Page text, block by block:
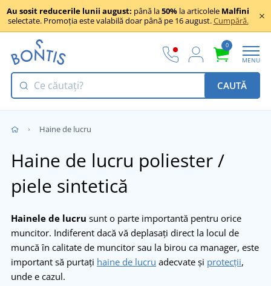
Au sosit reducerile lunii august: până la50% la articolele Malfini
selectate. Promoția este valabilă doar până pe 16 august.Cumpără.
0
MENU
CAUTĂ
Haine de lucru
Haine de lucru poliester /
piele sintetică
Hainele de lucru sunt o parte importantă pentru orice
muncitor. Indiferent dacă vă deplasați direct la locul de
muncă în calitate de muncitor sau la birou ca manager, este
important să purtați haine de lucru adecvate și protecții,
unde e cazul.